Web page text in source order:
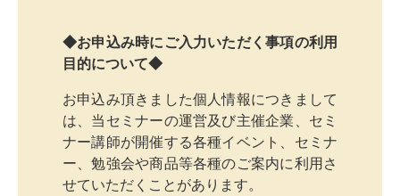
◆お申込み時にご入力いただく事項の利用
目的について◆
お申込み頂きました個人情報につきまして
は、当セミナーの運営及び主催企業、セミ
ナー講師が開催する各種イベント、セミナ
ー、勉強会や商品等各種のご案内に利用さ
せていただくことがあります。